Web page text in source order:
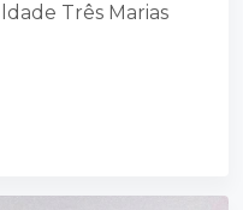
Três Marias